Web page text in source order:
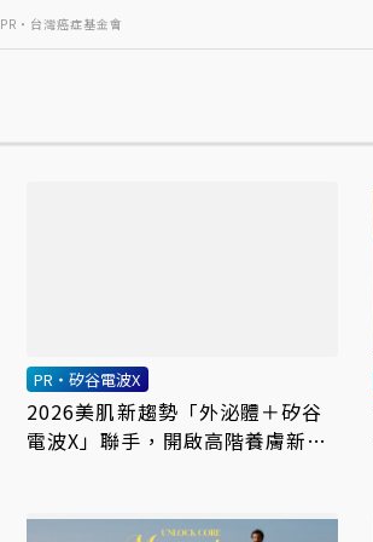
PR・台灣癌症基金會
PR・矽谷電波X
2026美肌新趨勢「外泌體＋矽谷
電波X」聯手，開啟高階養膚新世